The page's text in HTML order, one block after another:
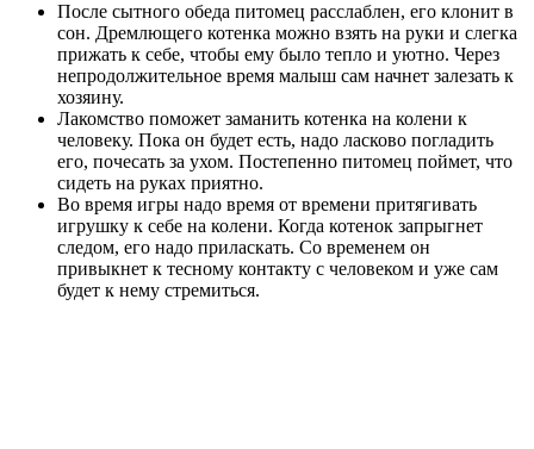
После сытного обеда питомец расслаблен, его клонит в
сон. Дремлющего котенка можно взять на руки и слегка
прижать к себе, чтобы ему было тепло и уютно. Через
непродолжительное время малыш сам начнет залезать к
хозяину.
Лакомство поможет заманить котенка на колени к
человеку. Пока он будет есть, надо ласково погладить
его, почесать за ухом. Постепенно питомец поймет, что
сидеть на руках приятно.
Во время игры надо время от времени притягивать
игрушку к себе на колени. Когда котенок запрыгнет
следом, его надо приласкать. Со временем он
привыкнет к тесному контакту с человеком и уже сам
будет к нему стремиться.